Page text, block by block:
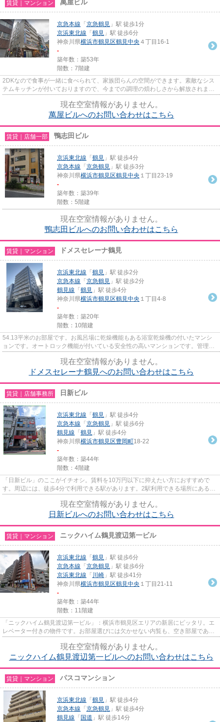
賃貸｜マンション 萬屋ビル
京急本線 「 京急鶴見 」駅 徒歩1分
京浜東北線 「 鶴見 」駅 徒歩6分
神奈川県横浜市鶴見区鶴見中央 ４丁目16-1
-
築年数：築53年
階数：7階建
2DKなので食事が一緒に食べられて、家族団らんの空間ができます。素敵なシス
テムキッチンが付いておりますので、今までの調理の煩わしさから解放されま
現在空室情報がありません。
萬屋ビルへのお問い合わせはこちら
賃貸｜店舗一部 鴨志田ビル
京浜東北線 「 鶴見 」駅 徒歩4分
京急本線 「 京急鶴見 」駅 徒歩3分
神奈川県横浜市鶴見区鶴見中央 １丁目23-19
-
築年数：築39年
階数：5階建
現在空室情報がありません。
鴨志田ビルへのお問い合わせはこちら
賃貸｜マンション ドメスセレーナ鶴見
京浜東北線 「 鶴見 」駅 徒歩2分
京急本線 「 京急鶴見 」駅 徒歩2分
鶴見線 「 鶴見 」駅 徒歩4分
神奈川県横浜市鶴見区鶴見中央 １丁目4-8
-
築年数：築20年
階数：10階建
54.13平米のお部屋です。お風呂場に乾燥機能もある浴室乾燥機の付いたマンシ
ョンです。オートロック機能が付いている安全性の高いマンションです。管理人
現在空室情報がありません。
ドメスセレーナ鶴見へのお問い合わせはこちら
賃貸｜店舗事務所 日新ビル
京浜東北線 「 鶴見 」駅 徒歩4分
京急本線 「 京急鶴見 」駅 徒歩6分
鶴見線 「 鶴見 」駅 徒歩4分
神奈川県横浜市鶴見区豊岡町18-22
-
築年数：築44年
階数：4階建
「日新ビル」のここがイチオシ。賃料を10万円以下に抑えたい方におすすめで
す。周辺には、徒歩4分で利用できる駅があります。2駅利用できる場所にあるの
現在空室情報がありません。
日新ビルへのお問い合わせはこちら
賃貸｜マンション ニックハイム鶴見渡辺第一ビル
京浜東北線 「 鶴見 」駅 徒歩6分
京急本線 「 京急鶴見 」駅 徒歩6分
京浜東北線 「 川崎 」駅 徒歩41分
神奈川県横浜市鶴見区鶴見中央 １丁目21-11
-
築年数：築44年
階数：11階建
「ニックハイム鶴見渡辺第一ビル」：横浜市鶴見区エリアの新居にピッタリ。エ
レベーター付きの物件です。お部屋選びには欠かせない内覧も、空き部屋であれ
現在空室情報がありません。
ニックハイム鶴見渡辺第一ビルへのお問い合わせはこちら
賃貸｜マンション パスコマンション
京浜東北線 「 鶴見 」駅 徒歩4分
京急本線 「 京急鶴見 」駅 徒歩4分
鶴見線 「 国道 」駅 徒歩14分